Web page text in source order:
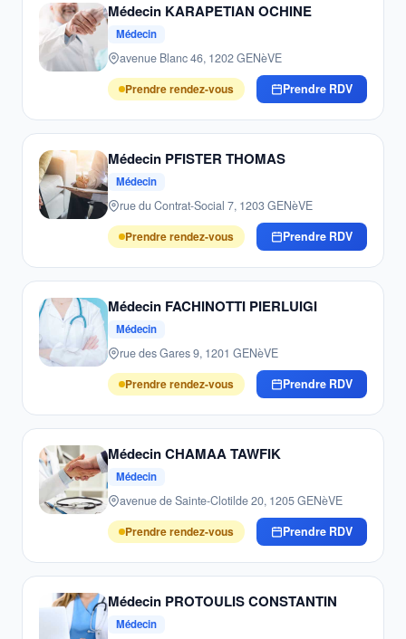
Médecin KARAPETIAN OCHINE
Médecin
avenue Blanc 46, 1202 GENèVE
Prendre rendez-vous
Prendre RDV
Médecin PFISTER THOMAS
Médecin
rue du Contrat-Social 7, 1203 GENèVE
Prendre rendez-vous
Prendre RDV
Médecin FACHINOTTI PIERLUIGI
Médecin
rue des Gares 9, 1201 GENèVE
Prendre rendez-vous
Prendre RDV
Médecin CHAMAA TAWFIK
Médecin
avenue de Sainte-Clotilde 20, 1205 GENèVE
Prendre rendez-vous
Prendre RDV
Médecin PROTOULIS CONSTANTIN
Médecin